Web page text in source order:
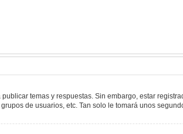
temas y respuestas. Sin embargo, estar
de usuarios, etc. Tan solo le tomará unos